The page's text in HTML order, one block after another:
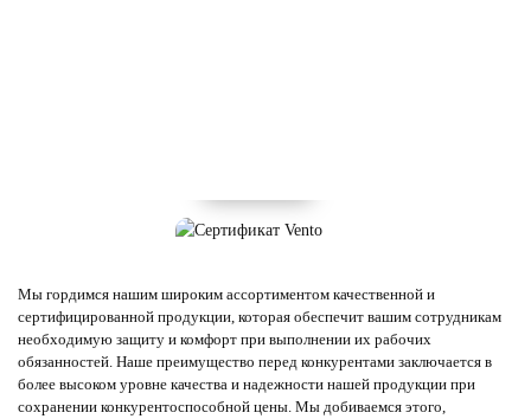
Мы гордимся нашим широким ассортиментом качественной и
сертифицированной продукции, которая обеспечит вашим сотрудникам
необходимую защиту и комфорт при выполнении их рабочих
обязанностей. Наше преимущество перед конкурентами заключается в
более высоком уровне качества и надежности нашей продукции при
сохранении конкурентоспособной цены. Мы добиваемся этого,